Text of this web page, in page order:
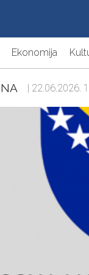
Ekonomija
| 22.06.2026.